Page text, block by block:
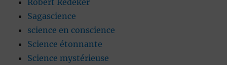
Sagascience
science en conscience
Science étonnante
Science mystérieuse